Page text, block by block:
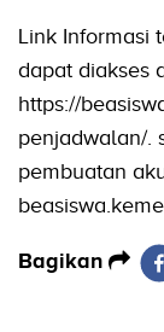
Link Informasi
dapat diakses
https://
penjadwalan/.
pembuatan
Bagikan